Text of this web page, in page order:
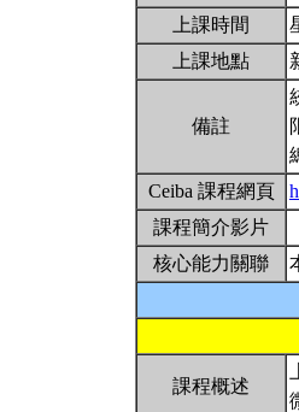
上課時間
上課地點
備註
Ceiba 課程網頁
課程簡介影片
核心能力關聯
課程概述